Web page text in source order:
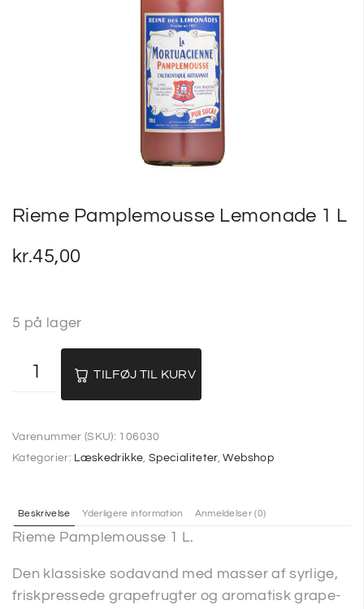
Rieme Pamplemousse Lemonade 1 L
kr.45,00
5 på lager
TILFØJ TIL KURV
Varenummer (SKU): 106030
Kategorier: Læskedrikke,Specialiteter,Webshop
Beskrivelse Yderligere information Anmeldelser (0)
Rieme Pamplemousse 1 L.
Den klassiske sodavand med masser af syrlige,
friskpressede grapefrugter og aromatisk grape-